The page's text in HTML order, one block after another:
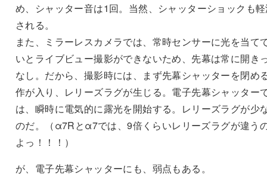
め、シャッター音は1回。当然、シャッターショックも
される。
また、ミラーレスカメラでは、常時センサーに光を当て
いとライブビュー撮影ができないため、先幕は常に開き
なし。だから、撮影時には、まず先幕シャッターを閉め
作が入り、レリーズラグが生じる。電子先幕シャッター
は、瞬時に電気的に露光を開始する。レリーズラグが少
のだ。（α7Rとα7では、9倍くらいレリーズラグが違う
よっ！！！）
が、電子先幕シャッターにも、弱点もある。